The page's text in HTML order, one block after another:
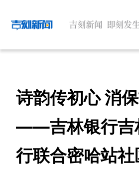
诗韵传初心 消
——吉林银行吉
行联合密哈站